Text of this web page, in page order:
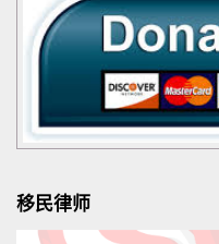
移民律师